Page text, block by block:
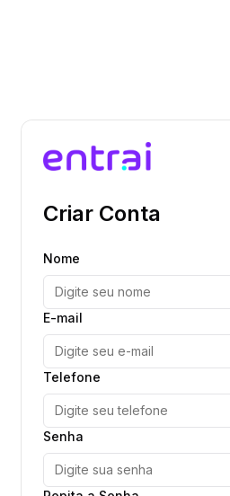
Criar Conta
Nome
E-mail
Telefone
Senha